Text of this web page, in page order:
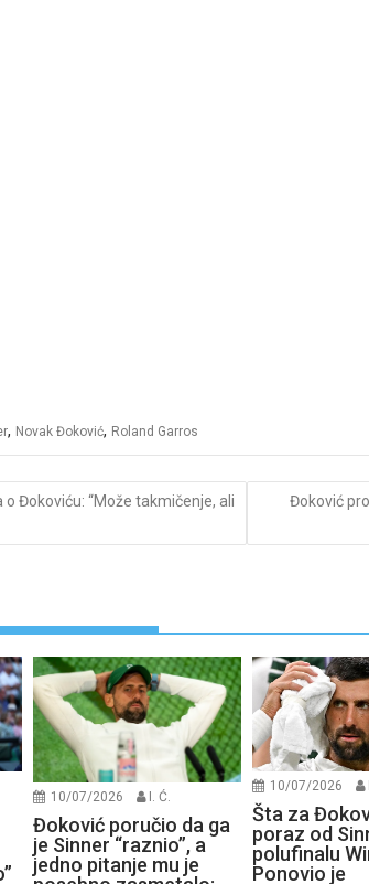
, Novak Đoković, Roland Garros
Đokoviću: “Može takmičenje, ali
Đoković
10/07/2026 I. Ć.
Đoković poručio da ga
je Sinner “raznio”, a
jedno pitanje mu je
10/07/2026
Šta za
poraz od
polufinalu
Ponovio je